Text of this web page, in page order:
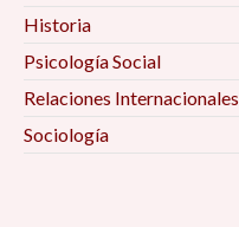
Historia
Psicología Social
Relaciones Internacionales
Sociología